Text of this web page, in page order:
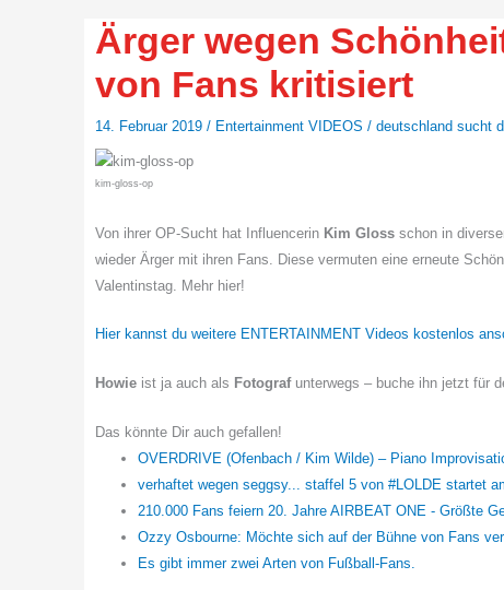
Ärger wegen
von Fans kritisiert
14. Februar 2019 / Entertainment VIDEOS / deutschland sucht
kim-gloss-op
Von ihrer OP-Sucht hat Influencerin Kim Gloss schon in
wieder Ärger mit ihren Fans. Diese vermuten eine erneute
Valentinstag. Mehr hier!
Hier kannst du weitere ENTERTAINMENT Videos kostenlos
Howie ist ja auch als Fotografunterwegs – buche ihn jetzt für
Das könnte Dir auch gefallen!
OVERDRIVE (Ofenbach / Kim Wilde) – Piano
verhaftet wegen seggsy... staffel 5 von #LOLDE startet
210.000 Fans feiern 20. Jahre AIRBEAT ONE - Größte
Ozzy Osbourne: Möchte sich auf der Bühne von Fans
Es gibt immer zwei Arten von Fußball-Fans.